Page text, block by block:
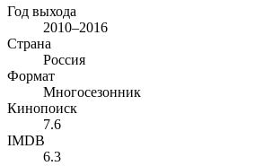
Год выхода
2010–2016
Страна
Россия
Формат
Многосезонник
Кинопоиск
7.6
IMDB
6.3